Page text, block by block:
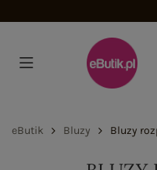
eButik Bluzy Bluzy